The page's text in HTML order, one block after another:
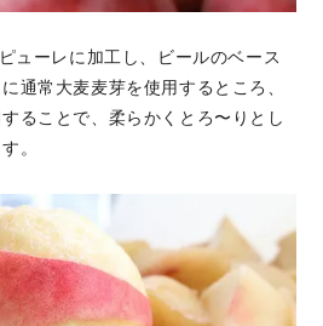
ューレに加工し、ビールのベース
通常大麦麦芽を使用するところ、
ることで、柔らかくとろ〜りとし
。